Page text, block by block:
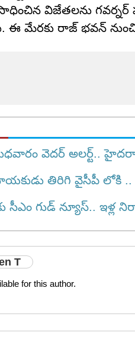
విజేతలను
మేరకు రాజ్ భవన్ నుంచి
వెదర్ అలర్ట్..
తిరిగి వైసీపీ లోకి
సీఎం గుడ్ న్యూస్.. ఇళ్ల
T
for this author.